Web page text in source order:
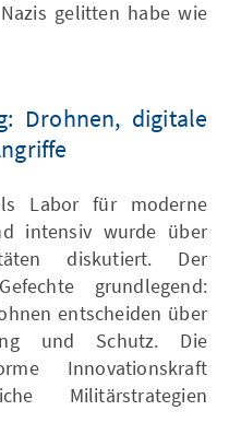
gelitten habe wie
Drohnen, digitale
Labor für moderne
intensiv wurde über
diskutiert. Der
grundlegend:
entscheiden über
und Schutz. Die
Innovationskraft
Militärstrategien